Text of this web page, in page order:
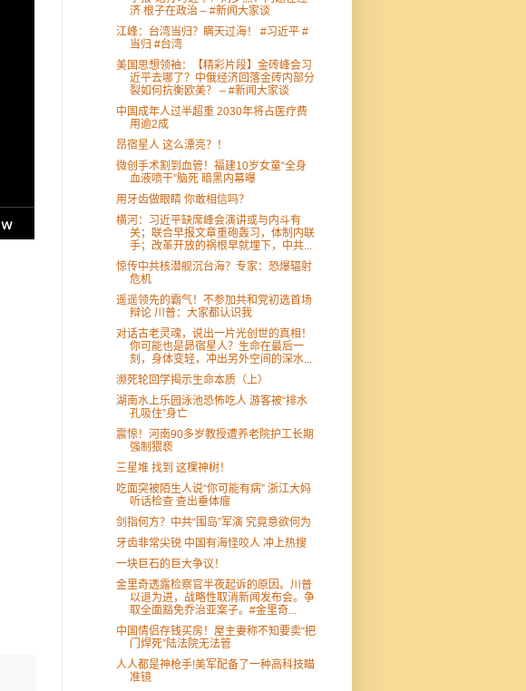
济 根子在政治 – #新闻大家谈
江峰：台湾当归？瞒天过海！ #习近平 #
当归 #台湾
美国思想领袖：【精彩片段】金砖峰会习
近平去哪了？中俄经济回落金砖内部分
裂如何抗衡欧美？ – #新闻大家谈
中国成年人过半超重 2030年将占医疗费
用逾2成
昂宿星人 这么漂亮？！
微创手术割到血管！福建10岁女童“全身
血液喷干”脑死 暗黑内幕曝
用牙齿做眼睛 你敢相信吗？
横河：习近平缺席峰会演讲或与内斗有
关；联合早报文章重砲轰习，体制内联
手；改革开放的祸根早就埋下，中共...
惊传中共核潜舰沉台海？专家：恐爆辐射
危机
遥遥领先的霸气！不参加共和党初选首场
辩论 川普：大家都认识我
对话古老灵魂，说出一片光创世的真相！
你可能也是昴宿星人？生命在最后一
刻，身体变轻，冲出另外空间的深水...
濒死轮回学揭示生命本质（上）
湖南水上乐园泳池恐怖吃人 游客被“排水
孔吸住”身亡
震惊！河南90多岁教授遭养老院护工长期
强制猥亵
三星堆 找到 这棵神树！
吃面突被陌生人说“你可能有病” 浙江大妈
听话检查 查出垂体瘤
剑指何方？中共“围岛”军演 究竟意欲何为
牙齿非常尖锐 中国有海怪咬人 冲上热搜
一块巨石的巨大争议！
金里奇透露检察官半夜起诉的原因。川普
以退为进，战略性取消新闻发布会。争
取全面豁免乔治亚案子。#金里奇...
中国情侣存钱买房！屋主妻称不知要卖“把
门焊死”陆法院无法管
人人都是神枪手!美军配备了一种高科技瞄
准镜